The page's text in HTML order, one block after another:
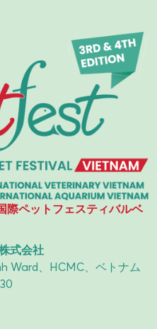
際ペットフェスティバルベ
式会社
Ward、HCMC、ベトナム